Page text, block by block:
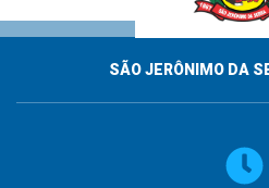
SÃO JERÔNIMO DA